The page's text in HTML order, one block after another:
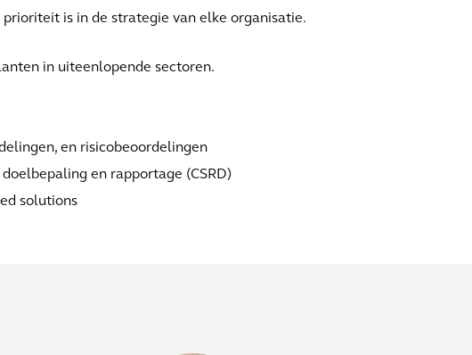
is in de strategie van elke organisatie.
in uiteenlopende sectoren.
en risicobeoordelingen
en rapportage (CSRD)
solutions